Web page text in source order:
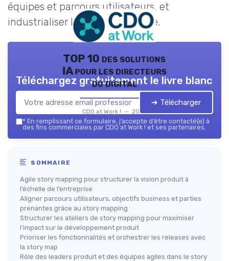
équipes et parcours utilisateurs, et
industrialiser la valeur à l’échelle.
TOP 10 des solutions
IA pour les directeurs
du digital
CDO at Work ! — 2026
Téléchargez gratuitement le livre blanc
➔ Télécharger
* En remplissant ce formulaire, j’accepte d’être contacté(e) à
des fins commerciales par CDO at Work ! et ses partenaires.
SOMMAIRE
Agile story mapping pour structurer la vision produit à
l’échelle de l’entreprise
Aligner parcours utilisateurs, objectifs business et parties
prenantes grâce au story mapping
Structurer les ateliers de story mapping pour maximiser
l’impact sur le développement produit
Prioriser les fonctionnalités et orchestrer les releases avec
la story map
Rôle des leaders produit et des équipes agiles dans le story